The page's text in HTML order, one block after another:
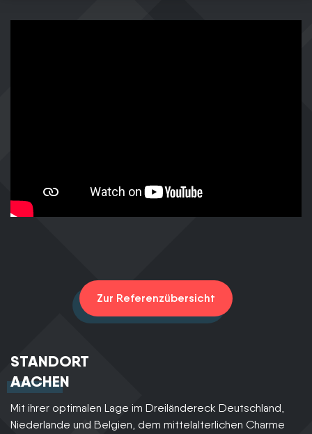
Zur Referenzübersicht
STANDORT
AACHEN
Mit ihrer optimalen Lage im Dreiländereck Deutschland,
Niederlande und Belgien, dem mittelalterlichen Charme